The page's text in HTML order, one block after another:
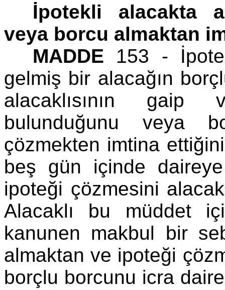
İpotekli alacakta
veya borcu almaktan
MADDE 153 -
gelmiş bir alacağın
alacaklısının gaip
bulunduğunu veya
çözmekten imtina
beş gün içinde
ipoteği çözmesini
Alacaklı bu müddet
kanunen makbul bir
almaktan ve ipoteği
borçlu borcunu icra